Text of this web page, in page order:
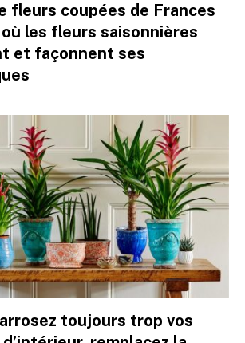
fleurs coupées de Frances
où les fleurs saisonnières
et façonnent ses
toujours trop vos